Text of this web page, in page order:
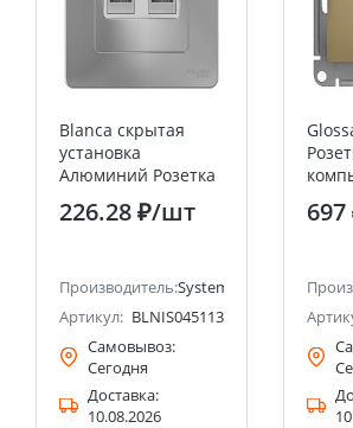
(ранее Schneider Electric)
Blanca скрытая
установка
Алюминий Розетка
категория 5e
226.28 ₽/шт
Производитель:Systeme Electric (ранее
Артикул: BLNIS045113
Самовывоз:
Сегодня
Доставка:
10.08.2026
697